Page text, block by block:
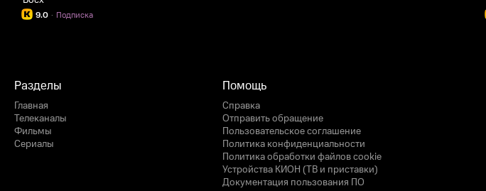
9.0 Подписка
·
Разделы
Главная
Телеканалы
Фильмы
Сериалы
Помощь
Справка
Отправить обращение
Пользовательское соглашение
Политика конфиденциальности
Политика обработки файлов cookie
Устройства КИОН (ТВ и приставки)
Документация пользования ПО